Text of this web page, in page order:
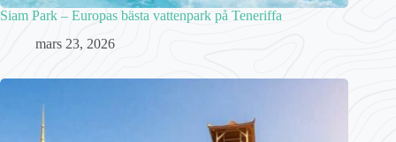
Siam Park – Europas bästa vattenpark på Teneriffa
mars 23, 2026